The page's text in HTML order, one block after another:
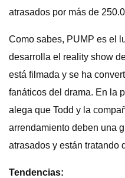
atrasados ​​por más de
Como sabes, PUMP es el
desarrolla el reality show
está filmada y se ha
fanáticos del drama. En la
alega que Todd y la
arrendamiento deben una
atrasados ​​y están tratando
Tendencias: